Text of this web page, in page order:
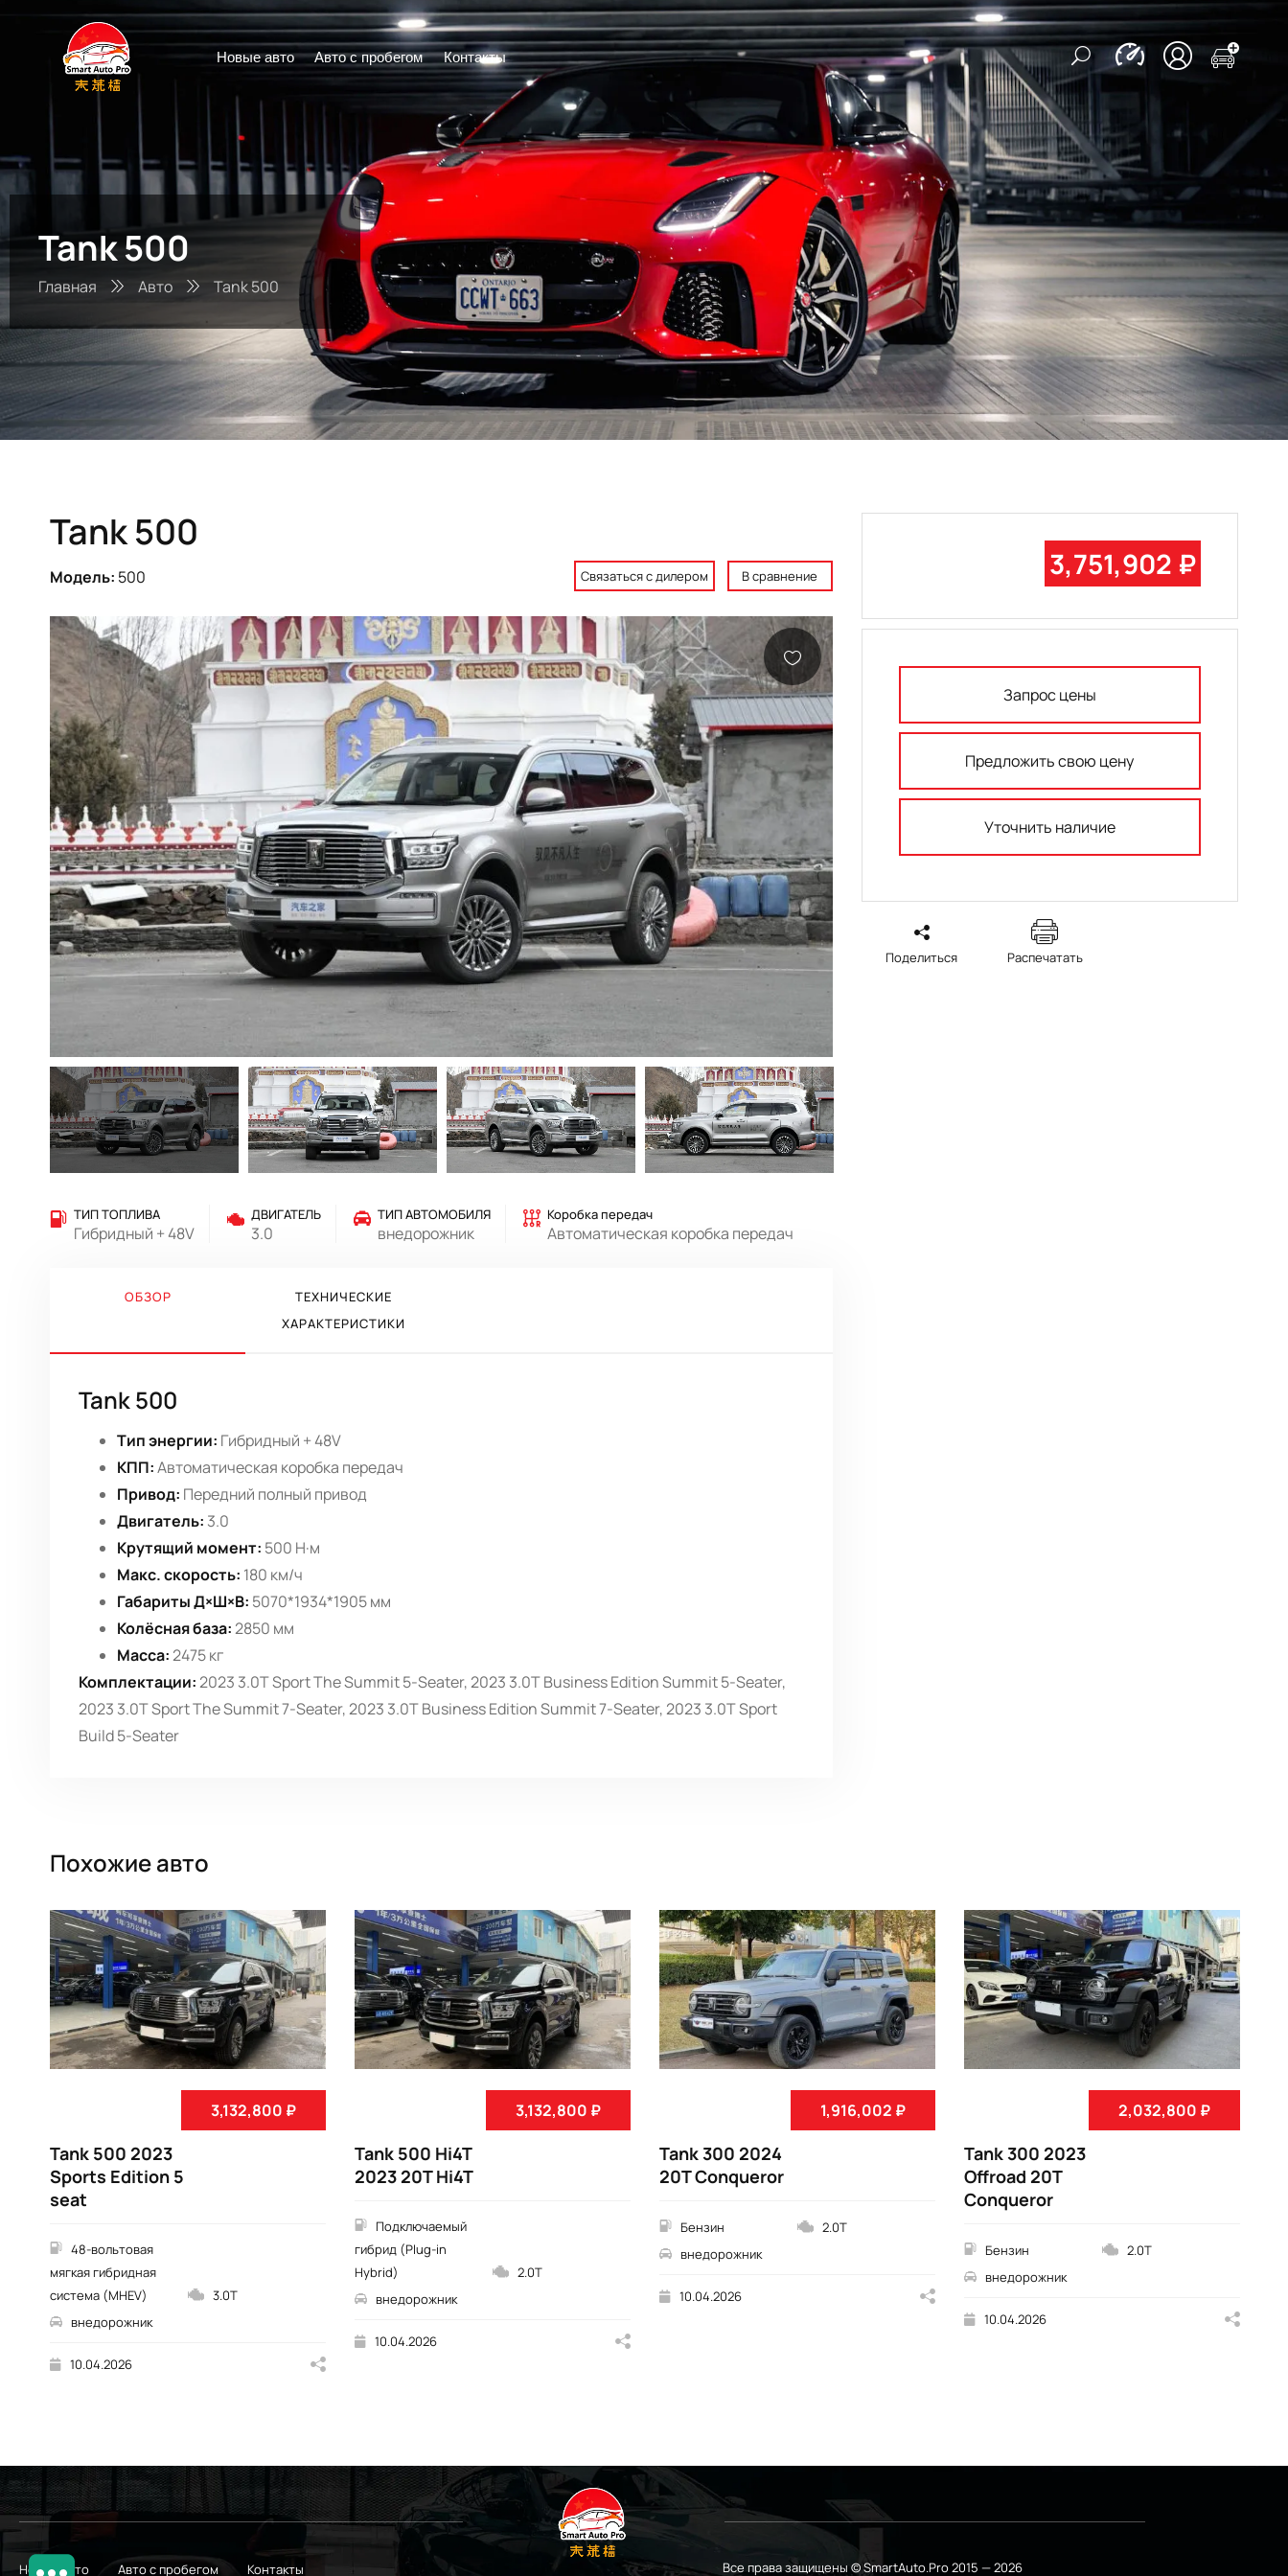
Новые авто Авто с пробегом Контакты
Tank 500
Главная Авто Tank 500
Tank 500
Модель: 500 Связаться с дилером В сравнение
ТИП ТОПЛИВА
Гибридный + 48V
ДВИГАТЕЛЬ
3.0
ТИП АВТОМОБИЛЯ
внедорожник
Коробка передач
Автоматическая коробка передач
ОБЗОР
ТЕХНИЧЕСКИЕ
ХАРАКТЕРИСТИКИ
Tank 500
Тип энергии: Гибридный + 48V
КПП:Автоматическая коробка передач
Привод: Передний полный привод
Двигатель: 3.0
Крутящий момент: 500 Н·м
Макс. скорость: 180 км/ч
Габариты Д×Ш×В: 5070*1934*1905 мм
Колёсная база:2850 мм
Масса:2475 кг
Комплектации:2023 3.0T Sport The Summit 5-Seater, 2023 3.0T Business Edition Summit 5-Seater,
2023 3.0T Sport The Summit 7-Seater, 2023 3.0T Business Edition Summit 7-Seater, 2023 3.0T Sport
Build 5-Seater
3,751,902 ₽
Запрос цены
Предложить свою цену
Уточнить наличие
Поделиться Распечатать
Похожие авто
3,132,800 ₽
Tank 500 2023
Sports Edition 5
seat
48-вольтовая
мягкая гибридная
система (MHEV)
3.0T
внедорожник
10.04.2026
3,132,800 ₽
Tank 500 Hi4T
2023 20T Hi4T
Подключаемый
гибрид (Plug-in
Hybrid)
2.0T
внедорожник
10.04.2026
1,916,002 ₽
Tank 300 2024
20T Conqueror
Бензин
2.0T
внедорожник
10.04.2026
2,032,800 ₽
Tank 300 2023
Offroad 20T
Conqueror
Бензин
2.0T
внедорожник
10.04.2026
Новые авто Авто с пробегом Контакты Все права защищены © SmartAuto.Pro 2015 — 2026